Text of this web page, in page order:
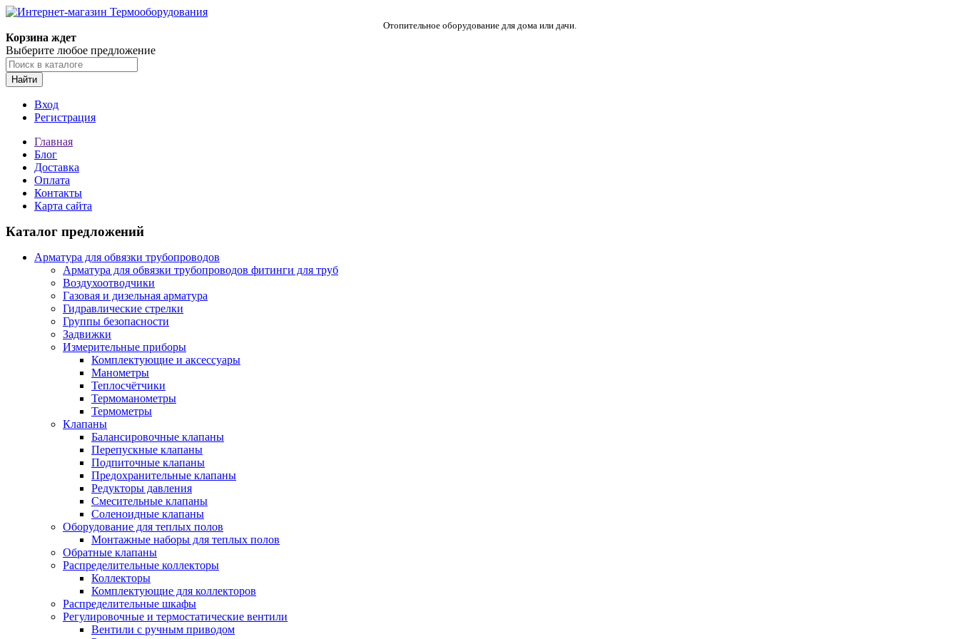
Отопительное оборудование для дома или дачи.
Корзина ждет
Выберите любое предложение
Найти
Вход
Регистрация
Главная
Блог
Доставка
Оплата
Контакты
Карта сайта
Каталог предложений
Арматура для обвязки трубопроводов
Арматура для обвязки трубопроводов фитинги для труб
Воздухоотводчики
Газовая и дизельная арматура
Гидравлические стрелки
Группы безопасности
Задвижки
Измерительные приборы
Комплектующие и аксессуары
Манометры
Теплосчётчики
Термоманометры
Термометры
Клапаны
Балансировочные клапаны
Перепускные клапаны
Подпиточные клапаны
Предохранительные клапаны
Редукторы давления
Смесительные клапаны
Соленоидные клапаны
Оборудование для теплых полов
Монтажные наборы для теплых полов
Обратные клапаны
Распределительные коллекторы
Коллекторы
Комплектующие для коллекторов
Распределительные шкафы
Регулировочные и термостатические вентили
Вентили с ручным приводом